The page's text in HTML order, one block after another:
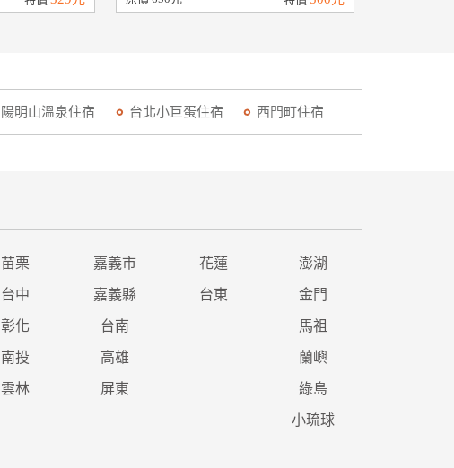
陽明山溫泉住宿 台北小巨蛋住宿 西門町住宿
苗栗 嘉義市 花蓮 澎湖
台中 嘉義縣 台東 金門
彰化 台南 馬祖
南投 高雄 蘭嶼
雲林 屏東 綠島
小琉球